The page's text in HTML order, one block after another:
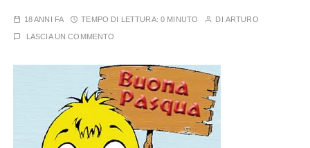
18 ANNI FA TEMPO DI LETTURA: 0 MINUTO DI ARTURO
LASCIA UN COMMENTO